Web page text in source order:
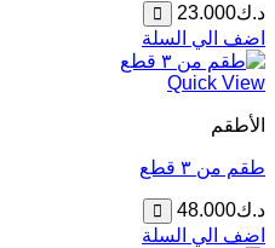
د.ك23.000
اضف الي السلة
Quick View
الأطقم
طقم من ٣ قطع
د.ك48.000
اضف الي السلة